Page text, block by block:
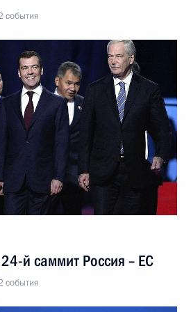
события
й саммит Россия – ЕС
события